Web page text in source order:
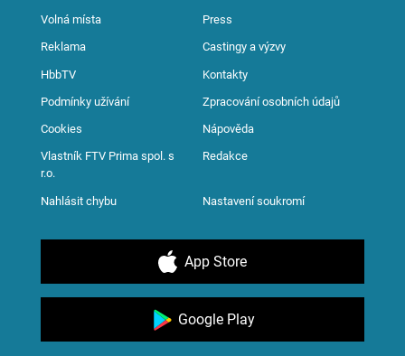
Volná místa Press
Reklama Castingy a výzvy
HbbTV Kontakty
Podmínky užívání Zpracování osobních údajů
Cookies Nápověda
Vlastník FTV Prima spol. s
r.o.
Redakce
Nahlásit chybu Nastavení soukromí
App Store
Google Play